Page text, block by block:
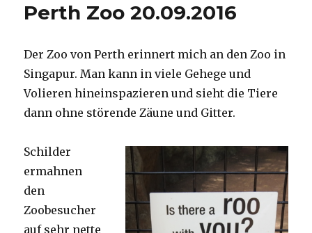
Perth
Perth Zoo 20.09.2016
Der Zoo von Perth erinnert mich an den Zoo in
Singapur. Man kann in viele Gehege und
Volieren hineinspazieren und sieht die Tiere
dann ohne störende Zäune und Gitter.
Schilder
ermahnen
den
Zoobesucher
auf sehr nette